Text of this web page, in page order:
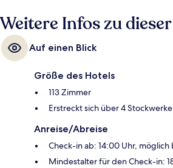
Weitere Infos zu
Auf einen Blick
Größe des Hotels
113 Zimmer
Erstreckt sich über 4 Stockwerke
Anreise/Abreise
Check-in ab: 14:00 Uhr, möglich
Mindestalter für den Check-in: